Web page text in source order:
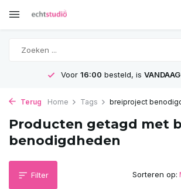
Voor 16:00 besteld, is VANDAAG
Terug Home Tags breiproject
Producten getagd met
benodigdheden
Filter Sorteren op: